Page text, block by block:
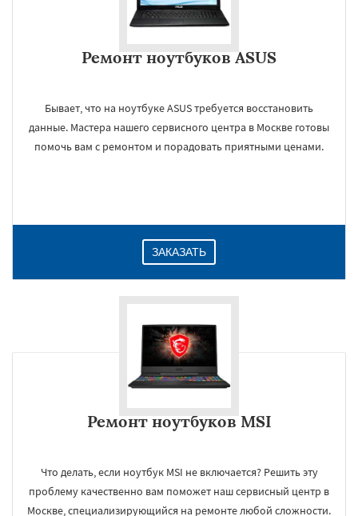
Ремонт ноутбуков ASUS
Бывает, что на ноутбуке ASUS требуется восстановить
данные. Мастера нашего сервисного центра в Москве готовы
помочь вам с ремонтом и порадовать приятными ценами.
ЗАКАЗАТЬ
Ремонт ноутбуков MSI
Что делать, если ноутбук MSI не включается? Решить эту
проблему качественно вам поможет наш сервисный центр в
Москве, специализирующийся на ремонте любой сложности.